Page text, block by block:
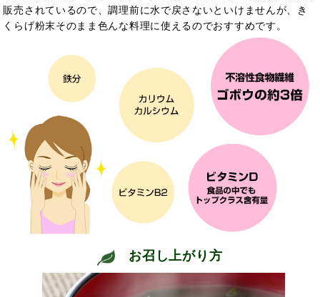
販売されているので、調理前に水で戻さないといけませんが、き
くらげ粉末そのまま色んな料理に使えるのでおすすめです。
お召し上がり方